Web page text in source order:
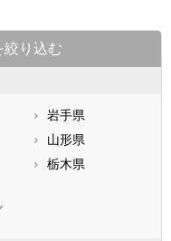
絞り込む
岩手県
山形県
栃木県